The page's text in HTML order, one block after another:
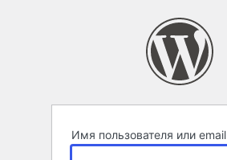
Имя пользователя или email